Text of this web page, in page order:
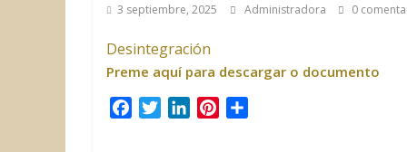
3 septiembre, 2025 Administradora 0
Desintegración
Preme aquí para descargar o documento